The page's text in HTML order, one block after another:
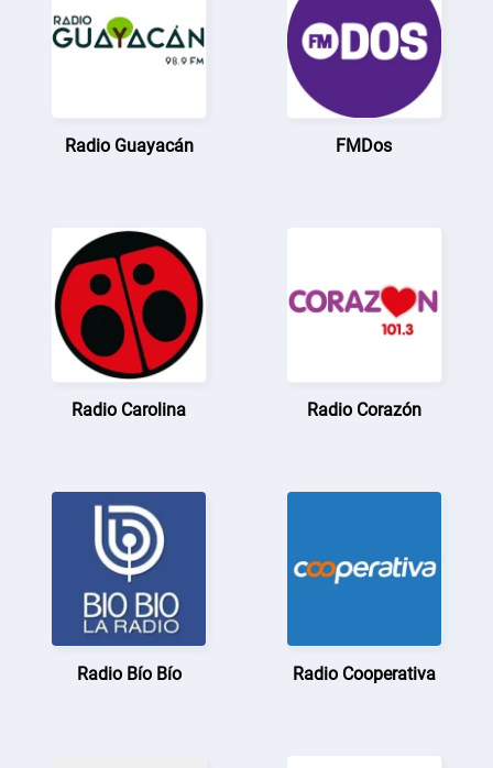
Radio Guayacán FMDos
Radio Carolina Radio Corazón
Radio Bío Bío Radio Cooperativa